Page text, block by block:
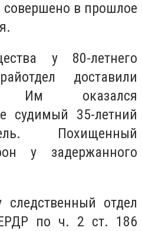
совершено в прошлое
у 80-летнего
доставили
Им оказался
судимый 35-летний
Похищенный
у задержанного
отдел
по ч. 2 ст. 186